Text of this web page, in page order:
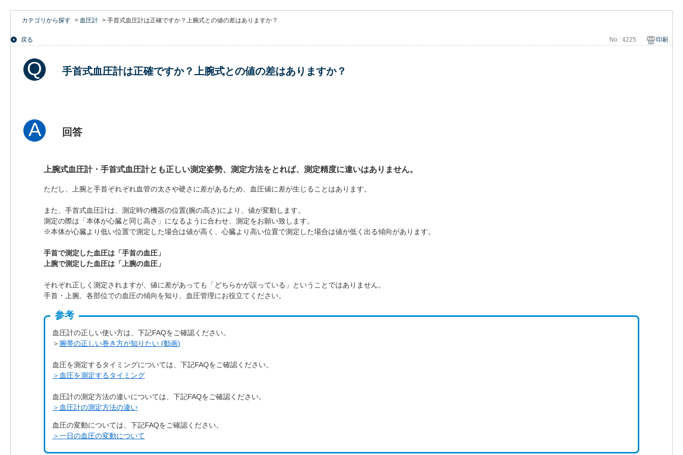
カテゴリから探す > 血圧計 > 手首式血圧計は正確ですか？上腕式との値の差はありますか？
戻る No : 4225 印刷
手首式血圧計は正確ですか？上腕式との値の差はありますか？
回答
上腕式血圧計・手首式血圧計とも正しい測定姿勢、測定方法をとれば、測定精度に違いはありません。
ただし、上腕と手首ぞれぞれ血管の太さや硬さに差があるため、血圧値に差が生じることはあります。
また、手首式血圧計は、測定時の機器の位置(腕の高さ)により、値が変動します。
測定の際は「本体が心臓と同じ高さ」になるように合わせ、測定をお願い致します。
※本体が心臓より低い位置で測定した場合は値が高く、心臓より高い位置で測定した場合は値が低く出る傾向があります。
手首で測定した血圧は「手首の血圧」
上腕で測定した血圧は「上腕の血圧」
それぞれ正しく測定されますが、値に差があっても「どちらかが誤っている」ということではありません。
手首・上腕、各部位での血圧の傾向を知り、血圧管理にお役立てください。
参考
血圧計の正しい使い方は、下記FAQをご確認ください。
＞ 腕帯の正しい巻き方が知りたい (動画)
血圧を測定するタイミングについては、下記FAQをご確認ください。
＞血圧を測定するタイミング
血圧計の測定方法の違いについては、下記FAQをご確認ください。
＞血圧計の測定方法の違い
血圧の変動については、下記FAQをご確認ください。
＞一日の血圧の変動について